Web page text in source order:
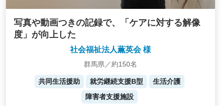
写真や動画つきの記録で、「ケアに対する解像
度」が向上した
社会福祉法人薫英会 様
群馬県／約150名
共同生活援助 就労継続支援B型
生活介護
障害者支援施設